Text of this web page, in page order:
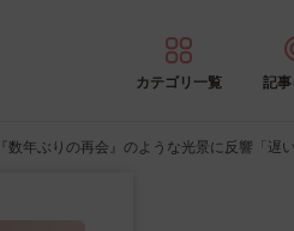
カテゴリ一覧 記
年ぶりの再会』のような光景に反響「遅